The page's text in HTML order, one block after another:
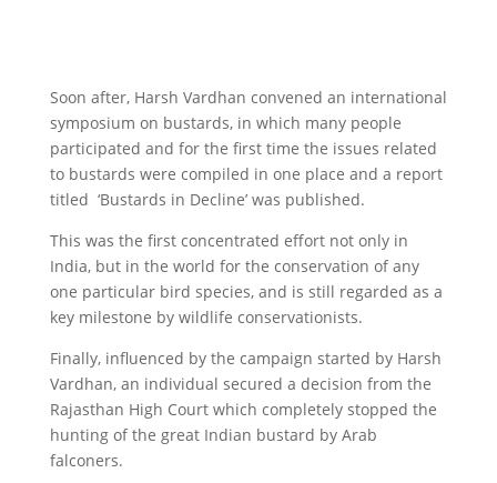
Soon after, Harsh Vardhan convened an international
symposium on bustards, in which many people
participated and for the first time the issues related
to bustards were compiled in one place and a report
titled ‘Bustards in Decline’ was published.
This was the first concentrated effort not only in
India, but in the world for the conservation of any
one particular bird species, and is still regarded as a
key milestone by wildlife conservationists.
Finally, influenced by the campaign started by Harsh
Vardhan, an individual secured a decision from the
Rajasthan High Court which completely stopped the
hunting of the great Indian bustard by Arab
falconers.